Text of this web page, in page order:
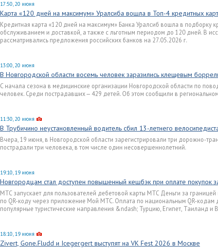
17:50, 20 июня
Карта «120 дней на максимум» Уралсиба вошла в Топ-4 кредитных
Кредитная карта «120 дней на максимум» Банка Уралсиб вошла в подборку
обслуживанием и доставкой, а также с льготным периодом до 120 дней. В
рассматривались предложения российских банков на 27.05.2026 г.
13:00, 20 июня
В Новгородской области восемь человек заразились клещевым
С начала сезона в медицинские организации Новгородской области по
человек. Среди пострадавших — 429 детей. Об этом сообщили в
11:30, 20 июня
В Трубичино неустановленный водитель сбил 13-летнего
Вчера, 19 июня, в Новгородской области зарегистрировали три дорожно-
пострадали три человека, в том числе один несовершеннолетний.
19:10, 19 июня
Новгородцам стал доступен повышенный кешбэк при оплате покупок
МТС запускает для пользователей дебетовой карты МТС Деньги за
по QR-коду через приложение Мой МТС. Оплата по национальным QR-кодам
популярные туристические направления &ndash; Турцию, Египет, Таиланд и
18:10, 19 июня
Zivert, Gone.Fludd и Icegergert выступят на VK Fest 2026 в Москве